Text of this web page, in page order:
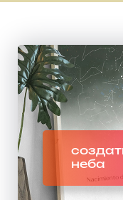
неба